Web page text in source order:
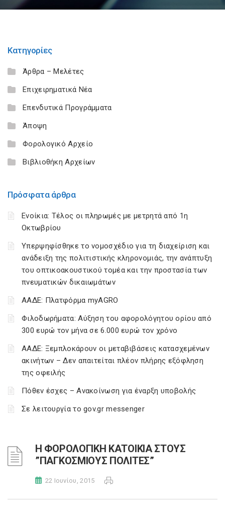
Κατηγορίες
Άρθρα – Μελέτες
Επιχειρηματικά Νέα
Επενδυτικά Προγράμματα
Άποψη
Φορολογικό Αρχείο
Βιβλιοθήκη Αρχείων
Πρόσφατα άρθρα
Ενοίκια: Τέλος οι πληρωμές με μετρητά από 1η
Οκτωβρίου
Υπερψηφίσθηκε το νομοσχέδιο για τη διαχείριση και
ανάδειξη της πολιτιστικής κληρονομιάς, την ανάπτυξη
του οπτικοακουστικού τομέα και την προστασία των
πνευματικών δικαιωμάτων
ΑΑΔΕ: Πλατφόρμα myAGRO
Φιλοδωρήματα: Αύξηση του αφορολόγητου ορίου από
300 ευρώ τον μήνα σε 6.000 ευρώ τον χρόνο
ΑΑΔΕ: Ξεμπλοκάρουν οι μεταβιβάσεις κατασχεμένων
ακινήτων – Δεν απαιτείται πλέον πλήρης εξόφληση
της οφειλής
Πόθεν έσχες – Ανακοίνωση για έναρξη υποβολής
Σε λειτουργία το gov.gr messenger
Η ΦΟΡΟΛΟΓΙΚΗ ΚΑΤΟΙΚΙΑ ΣΤΟΥΣ
”ΠΑΓΚΟΣΜΙΟΥΣ ΠΟΛΙΤΕΣ”
22 Ιουνίου, 2015